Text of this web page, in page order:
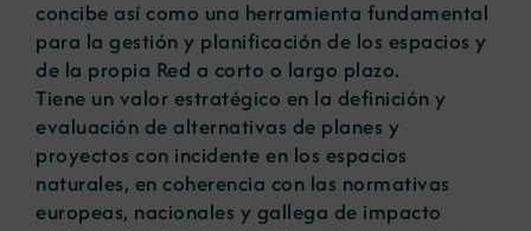
concibe así como una herramienta fundamental
para la gestión y planificación de los espacios y
de la propia Red a corto o largo plazo.
Tiene un valor estratégico en la definición y
evaluación de alternativas de planes y
proyectos con incidente en los espacios
naturales, en coherencia con las normativas
europeas, nacionales y gallega de impacto